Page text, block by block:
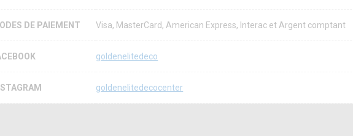
DE PAIEMENT Visa, MasterCard, American Express, Interac et Argent comptant
goldenelitedeco
goldenelitedecocenter